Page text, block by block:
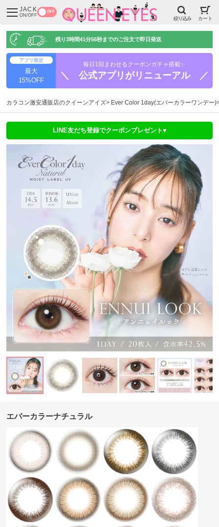
JACK
ON/OFF
OFF
絞り込み カート
残り3時間41分55秒までのご注文で即日発送
アプリ限定
最大
15%OFF
毎日1回まわせるクーポンガチャ搭載✨
＼ 公式アプリがリニューアル ／
カラコン激安通販店のクイーンアイズ Ever Color 1day(エバーカラーワンデー)
LINE友だち登録でクーポンプレゼント♥
エバーカラーナチュラル